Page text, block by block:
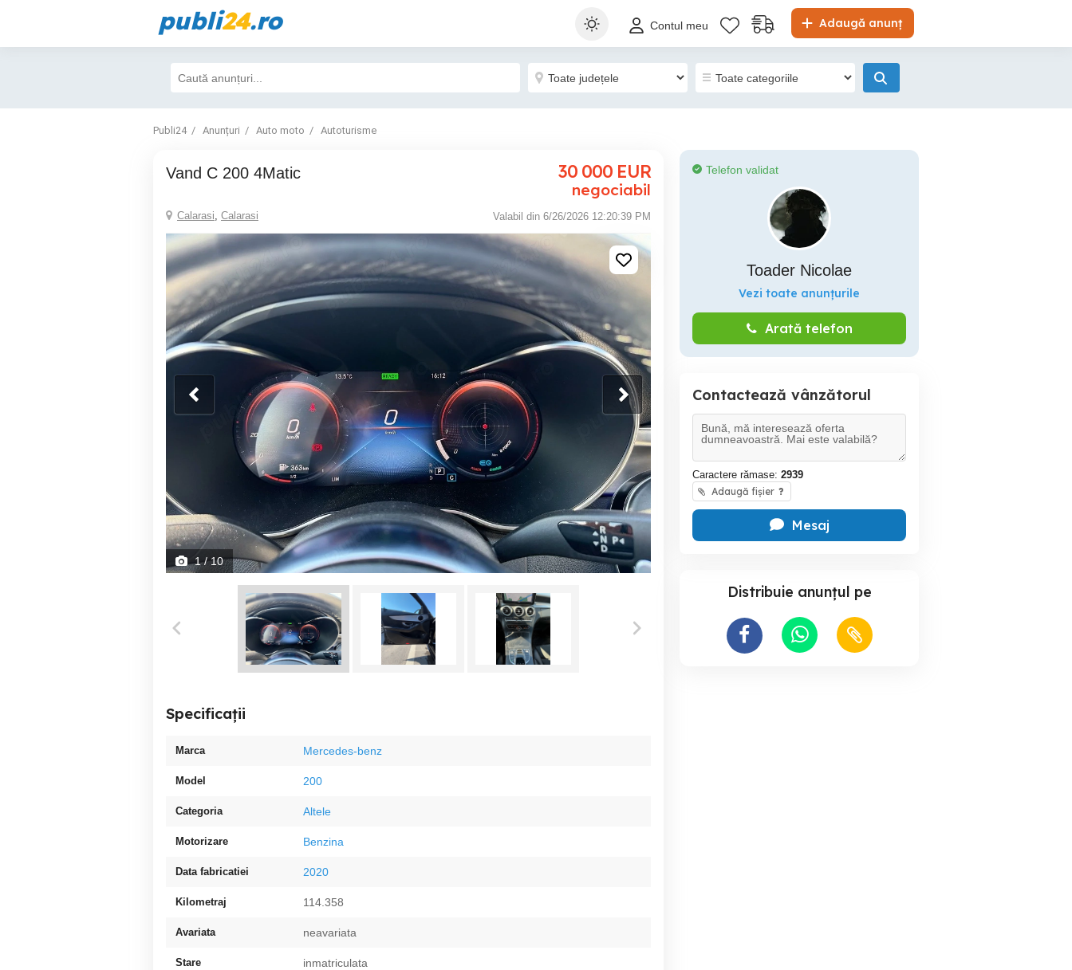
publi24.ro Adaugă anunț
Contul meu
Publi24 Anunțuri Auto moto Autoturisme
Vand C 200 4Matic 30 000 EUR
negociabil
Calarasi, Calarasi Valabil din 6/26/2026 12:20:39 PM
1/ 10
Specificații
Marca Mercedes-benz
Model 200
Categoria Altele
Motorizare Benzina
Data fabricatiei 2020
Kilometraj 114.358
Avariata neavariata
Stare inmatriculata
Telefon validat
Toader Nicolae
Vezi toate anunțurile
Arată telefon
Contactează vânzătorul
Caractere rămase: 2939
Adaugă fișier ?
Mesaj
Distribuie anunțul pe